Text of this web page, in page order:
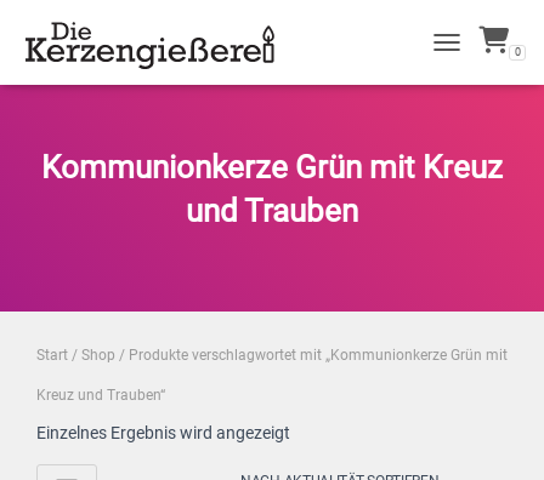
NAVIGATION
0
Kommunionkerze Grün mit Kreuz
und Trauben
Start / Shop / Produkte verschlagwortet mit „Kommunionkerze Grün mit
Kreuz und Trauben“
Einzelnes Ergebnis wird angezeigt